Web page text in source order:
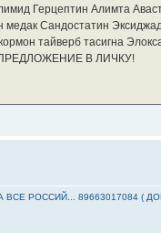
Герцептин Алимта
медак Сандостатин
тайверб тасигна
ПРЕДЛОЖЕНИЕ В ЛИЧКУ!
РОССИЙ... 89663017084 (